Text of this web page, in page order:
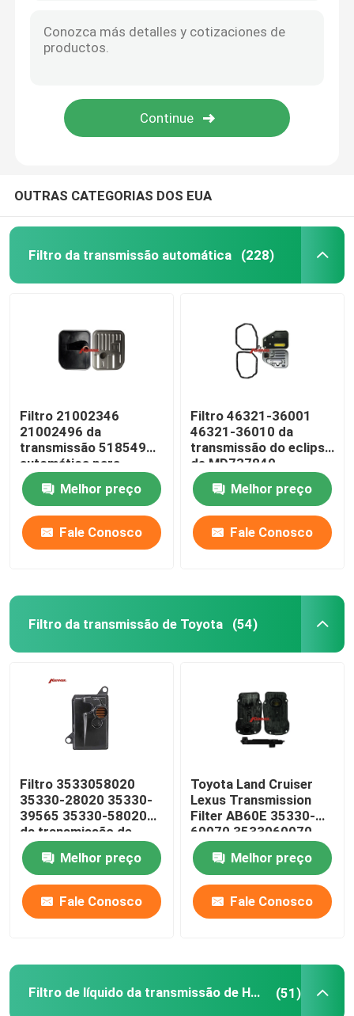
Quem Somos
Contatos
Produtos
Filtro da transmissão de Toyota
OUTRAS CATEGORIAS DOS EUA
Filtro da transmissão automática (228)
Filtro 21002346
21002496 da
transmissão 518549
automática para
Saturn TAAT
Melhor preço
Fale Conosco
Filtro 46321-36001
46321-36010 da
transmissão do eclipse
de MD737840
MD673110 Mitsubishi
Melhor preço
Fale Conosco
Filtro da transmissão de Toyota (54)
Filtro 3533058020
35330-28020 35330-
39565 35330-58020
da transmissão de
K114 K115 Toyota
Melhor preço
Fale Conosco
Toyota Land Cruiser
Lexus Transmission
Filter AB60E 35330-
60070 3533060070
Melhor preço
Fale Conosco
Filtro de líquido da transmissão de Honda (51)